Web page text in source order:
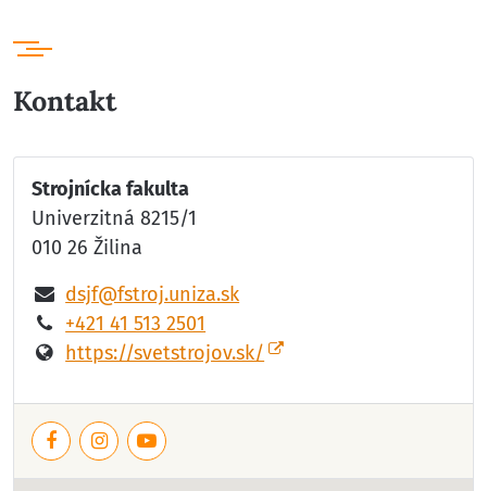
Kontakt
Strojnícka fakulta
Univerzitná 8215/1
010 26 Žilina
dsjf@fstroj.uniza.sk
+421 41 513 2501
https://svetstrojov.sk/
FacebookInstagramYouTube